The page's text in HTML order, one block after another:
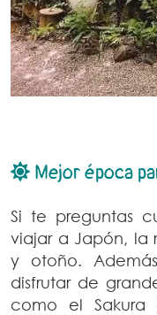
Mejor época
Si te preguntas
viajar a Japón, la
y otoño.
disfrutar de
como el